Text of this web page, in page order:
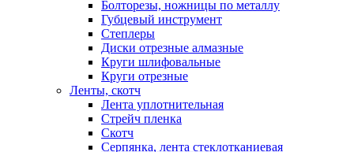
Болторезы, ножницы по металлу
Губцевый инструмент
Степлеры
Диски отрезные алмазные
Круги шлифовальные
Круги отрезные
Ленты, скотч
Лента уплотнительная
Стрейч пленка
Скотч
Серпянка, лента стеклотканиевая